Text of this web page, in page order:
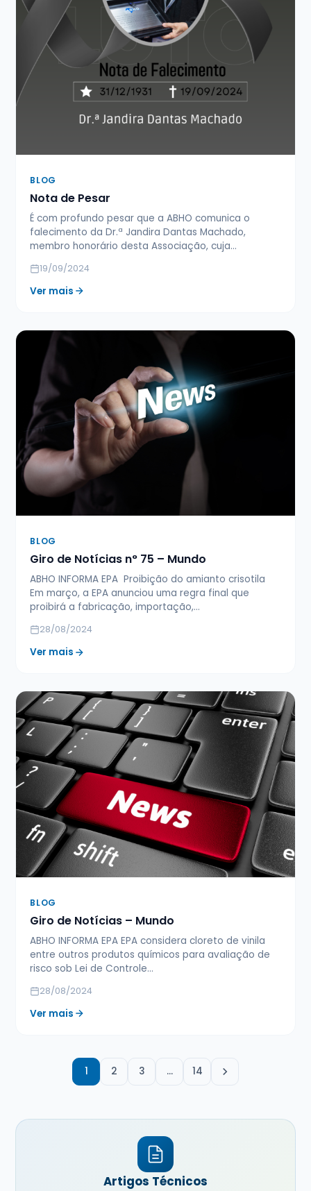
BLOG
Nota de Pesar
É com profundo pesar que a ABHO comunica o
falecimento da Dr.ª Jandira Dantas Machado,
membro honorário desta Associação, cuja…
19/09/2024
Ver mais
BLOG
Giro de Notícias n° 75 – Mundo
ABHO INFORMA EPA Proibição do amianto crisotila
Em março, a EPA anunciou uma regra final que
proibirá a fabricação, importação,…
28/08/2024
Ver mais
BLOG
Giro de Notícias – Mundo
ABHO INFORMA EPA EPA considera cloreto de vinila
entre outros produtos químicos para avaliação de
risco sob Lei de Controle…
28/08/2024
Ver mais
1 2 3 … 14
Artigos Técnicos